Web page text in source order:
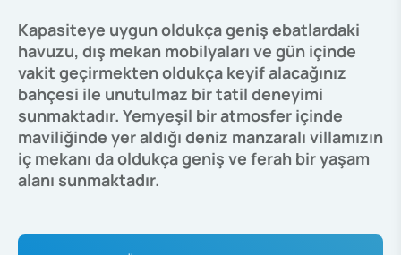
Kapasiteye uygun oldukça geniş ebatlardaki
havuzu, dış mekan mobilyaları ve gün içinde
vakit geçirmekten oldukça keyif alacağınız
bahçesi ile unutulmaz bir tatil deneyimi
sunmaktadır. Yemyeşil bir atmosfer içinde
maviliğinde yer aldığı deniz manzaralı villamızın
iç mekanı da oldukça geniş ve ferah bir yaşam
alanı sunmaktadır.